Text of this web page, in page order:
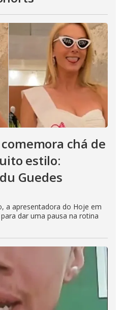
chá de
estilo:
Guedes
a apresentadora do Hoje em
dar uma pausa na rotina